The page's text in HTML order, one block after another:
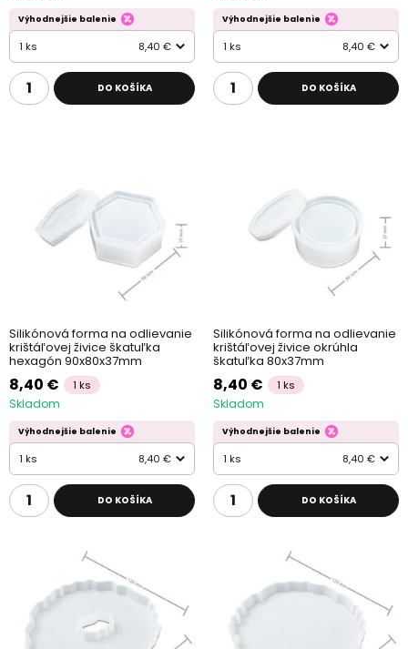
Výhodnejšie balenie
1 ks 8,40 €
DO KOŠÍKA
Výhodnejšie balenie
1 ks 8,40 €
DO KOŠÍKA
Silikónová forma na odlievanie
krištáľovej živice škatuľka
hexagón 90x80x37mm
8,40 € 1 ks
Skladom
Výhodnejšie balenie
1 ks 8,40 €
DO KOŠÍKA
Silikónová forma na odlievanie
krištáľovej živice okrúhla
škatuľka 80x37mm
8,40 € 1 ks
Skladom
Výhodnejšie balenie
1 ks 8,40 €
DO KOŠÍKA